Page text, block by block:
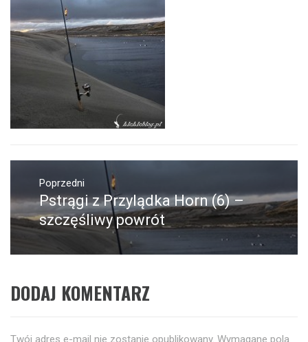
Nawigacja
wpisuPoprzedni
Poprzedni
wpis:
Pstrągi z Przylądka Horn (6) –
szczęśliwy powrót
DODAJ KOMENTARZ
Twój adres e-mail nie zostanie opublikowany. Wymagane pola